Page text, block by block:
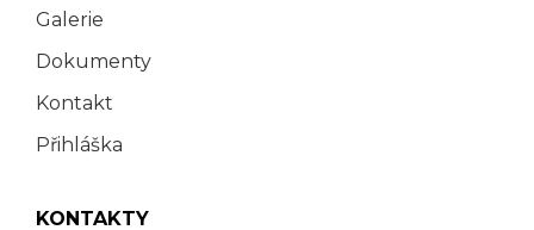
Galerie
Dokumenty
Kontakt
Přihláška
KONTAKTY